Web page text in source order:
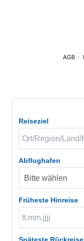
Reiseziel
Abflughafen
Früheste Hinreise